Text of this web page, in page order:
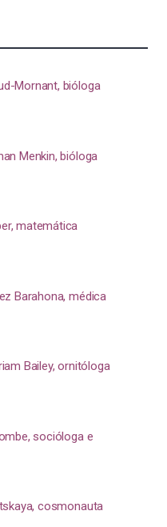
Mornant, bióloga
Menkin, bióloga
matemática
Barahona, médica
Bailey, ornitóloga
socióloga e
cosmonauta